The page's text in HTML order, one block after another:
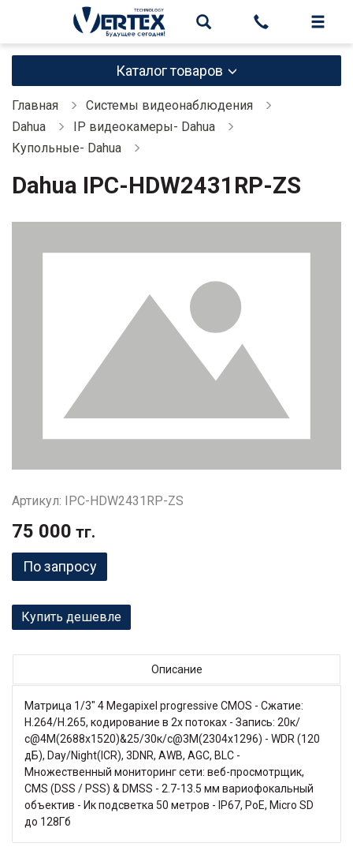
Каталог товаров
Главная
Системы видеонаблюдения
Dahua
IP видеокамеры- Dahua
Купольные- Dahua
Dahua IPC-HDW2431RP-ZS
Артикул: IPC-HDW2431RP-ZS
75 000 тг.
По запросу
Купить дешевле
Описание
Матрица 1/3" 4 Megapixel progressive CMOS - Сжатие:
H.264/H.265, кодирование в 2х потоках - Запись: 20к/
с@4M(2688x1520)&25/30к/с@3M(2304x1296) - WDR (120
дБ), Day/Night(ICR), 3DNR, AWB, AGC, BLC -
Множественный мониторинг сети: веб-просмотрщик,
CMS (DSS / PSS) & DMSS - 2.7-13.5 мм вариофокальный
объектив - Ик подсветка 50 метров - IP67, PoE, Micro SD
до 128Гб